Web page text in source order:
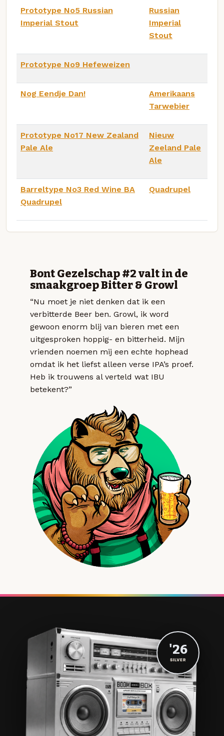
Prototype No5 Russian
Imperial Stout
Russian
Imperial
Stout
Prototype No9 Hefeweizen
Nog Eendje Dan!
Amerikaans
Tarwebier
Prototype No17 New Zealand
Pale Ale
Nieuw
Zeeland Pale
Ale
Barreltype No3 Red Wine BA
Quadrupel
Quadrupel
Bont Gezelschap #2 valt in de
smaakgroep Bitter & Growl
“Nu moet je niet denken dat ik een
verbitterde Beer ben. Growl, ik word
gewoon enorm blij van bieren met een
uitgesproken hoppig- en bitterheid. Mijn
vrienden noemen mij een echte hophead
omdat ik het liefst alleen verse IPA’s proef.
Heb ik trouwens al verteld wat IBU
betekent?”
'26
SILVER